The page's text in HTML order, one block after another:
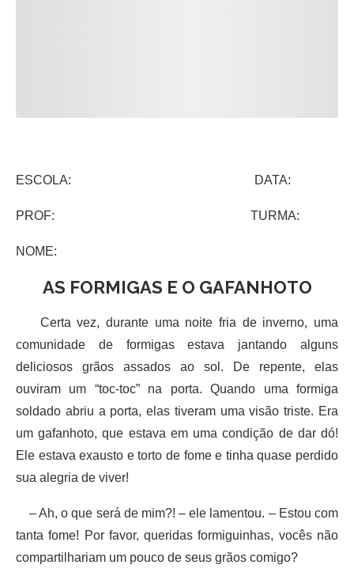
ESCOLA: DATA:
PROF: TURMA:
NOME:
AS FORMIGAS E O GAFANHOTO
Certa vez, durante uma noite fria de inverno, uma
comunidade de formigas estava jantando alguns
deliciosos grãos assados ao sol. De repente, elas
ouviram um “toc-toc” na porta. Quando uma formiga
soldado abriu a porta, elas tiveram uma visão triste. Era
um gafanhoto, que estava em uma condição de dar dó!
Ele estava exausto e torto de fome e tinha quase perdido
sua alegria de viver!
– Ah, o que será de mim?! – ele lamentou. – Estou com
tanta fome! Por favor, queridas formiguinhas, vocês não
compartilhariam um pouco de seus grãos comigo?